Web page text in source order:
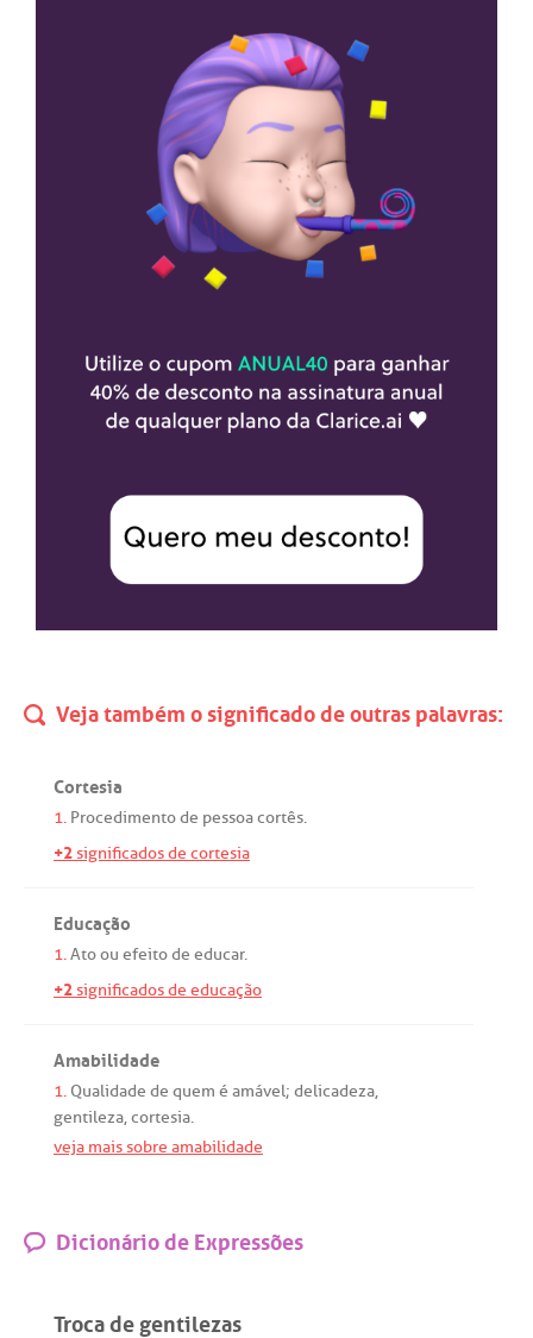
Veja também o significado de outras palavras:
Cortesia
1. Procedimentode pessoacortês.
+2significados de cortesia
Educação
1.Atoou efeitode educar.
+2significados de educação
Amabilidade
1. Qualidade de quem é amável; delicadeza,
gentileza,cortesia.
veja mais sobre amabilidade
Dicionário de Expressões
Troca de gentilezas